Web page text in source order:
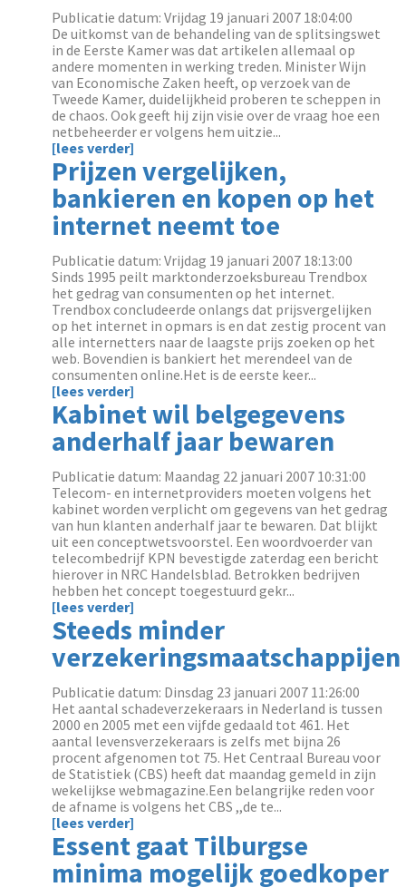
Publicatie datum: Vrijdag 19 januari 2007 18:04:00
De uitkomst van de behandeling van de splitsingswet
in de Eerste Kamer was dat artikelen allemaal op
andere momenten in werking treden. Minister Wijn
van Economische Zaken heeft, op verzoek van de
Tweede Kamer, duidelijkheid proberen te scheppen in
de chaos. Ook geeft hij zijn visie over de vraag hoe een
netbeheerder er volgens hem uitzie...
[lees verder]
Prijzen vergelijken,
bankieren en kopen op het
internet neemt toe
Publicatie datum: Vrijdag 19 januari 2007 18:13:00
Sinds 1995 peilt marktonderzoeksbureau Trendbox
het gedrag van consumenten op het internet.
Trendbox concludeerde onlangs dat prijsvergelijken
op het internet in opmars is en dat zestig procent van
alle internetters naar de laagste prijs zoeken op het
web. Bovendien is bankiert het merendeel van de
consumenten online.Het is de eerste keer...
[lees verder]
Kabinet wil belgegevens
anderhalf jaar bewaren
Publicatie datum: Maandag 22 januari 2007 10:31:00
Telecom- en internetproviders moeten volgens het
kabinet worden verplicht om gegevens van het gedrag
van hun klanten anderhalf jaar te bewaren. Dat blijkt
uit een conceptwetsvoorstel. Een woordvoerder van
telecombedrijf KPN bevestigde zaterdag een bericht
hierover in NRC Handelsblad. Betrokken bedrijven
hebben het concept toegestuurd gekr...
[lees verder]
Steeds minder
verzekeringsmaatschappijen
Publicatie datum: Dinsdag 23 januari 2007 11:26:00
Het aantal schadeverzekeraars in Nederland is tussen
2000 en 2005 met een vijfde gedaald tot 461. Het
aantal levensverzekeraars is zelfs met bijna 26
procent afgenomen tot 75. Het Centraal Bureau voor
de Statistiek (CBS) heeft dat maandag gemeld in zijn
wekelijkse webmagazine.Een belangrijke reden voor
de afname is volgens het CBS ,,de te...
[lees verder]
Essent gaat Tilburgse
minima mogelijk goedkoper